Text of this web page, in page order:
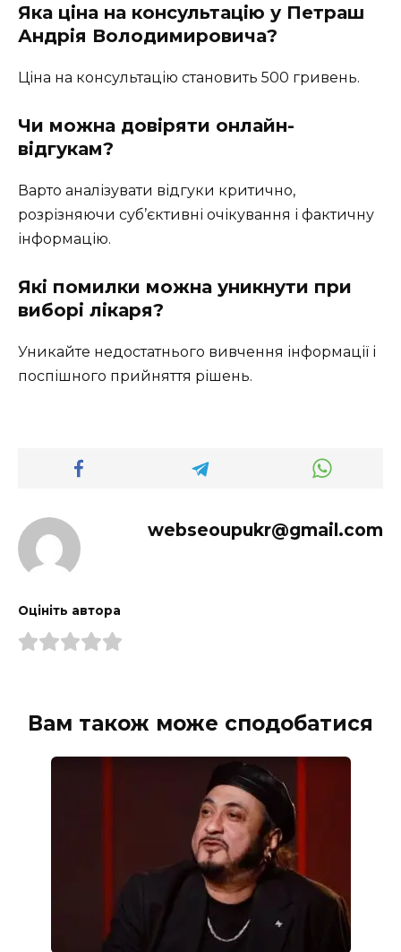
Яка ціна на консультацію у Петраш
Андрія Володимировича?
Ціна на консультацію становить 500 гривень.
Чи можна довіряти онлайн-
відгукам?
Варто аналізувати відгуки критично,
розрізняючи суб’єктивні очікування і фактичну
інформацію.
Які помилки можна уникнути при
виборі лікаря?
Уникайте недостатнього вивчення інформації і
поспішного прийняття рішень.
webseoupukr@gmail.com
Оцініть автора
Вам також може сподобатися